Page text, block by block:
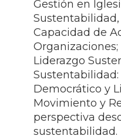
Gestión en
Capacidad de
Liderazgo
Sustentabilidad:
Democrático y
Movimiento y
perspectiva
sustentabilidad.